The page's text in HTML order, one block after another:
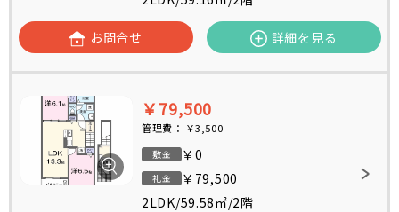
お問合せ 詳細を見る
￥79,500
管理費： ￥3,500
敷金 ￥0
礼金
￥79,500
2LDK/59.58㎡/2階